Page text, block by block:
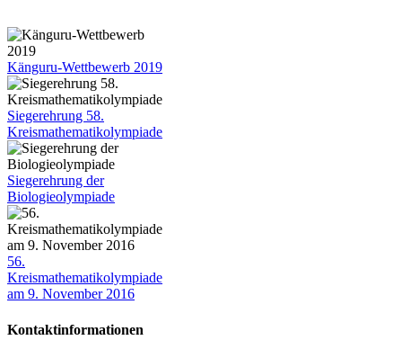
Känguru-Wettbewerb 2019
Siegerehrung 58.
Kreismathematikolympiade
Siegerehrung der
Biologieolympiade
56.
Kreismathematikolympiade
am 9. November 2016
Kontaktinformationen